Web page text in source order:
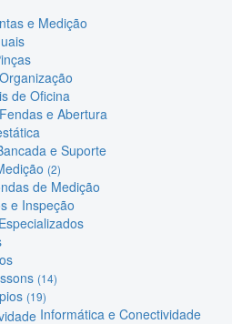
e Medição
de Oficina
e Abertura
e Suporte
(2)
de Medição
e Inspeção
(14)
(19)
Informática e Conectividade